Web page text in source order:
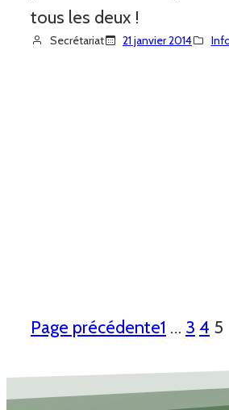
tous les deux !
Secrétariat 21 janvier 2014
Page précédente1 … 3 4 5